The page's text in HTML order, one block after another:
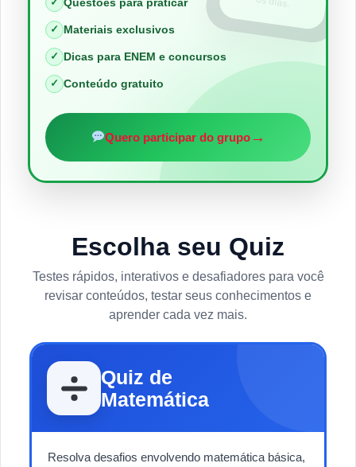
Questões para praticar
✓ Materiais exclusivos
✓ Dicas para ENEM e concursos
✓ Conteúdo gratuito
Quero participar do grupo→
Escolha seu Quiz
Testes rápidos, interativos e desafiadores para você
revisar conteúdos, testar seus conhecimentos e
aprender cada vez mais.
Quiz de
Matemática
Resolva desafios envolvendo matemática básica,